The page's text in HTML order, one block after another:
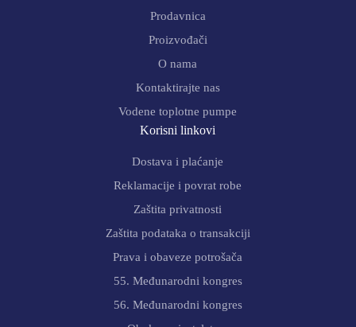
Prodavnica
Proizvođači
O nama
Kontaktirajte nas
Vodene toplotne pumpe
Korisni linkovi
Dostava i plaćanje
Reklamacije i povrat robe
Zaštita privatnosti
Zaštita podataka o transakciji
Prava i obaveze potrošača
55. Međunarodni kongres
56. Međunarodni kongres